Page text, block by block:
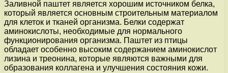
Заливной паштет является хорошим источником белка,
который является основным строительным материалом
для клеток и тканей организма. Белки содержат
аминокислоты, необходимые для нормального
функционирования организма. Паштет из птицы
обладает особенно высоким содержанием аминокислот
лизина и треонина, которые являются важными для
образования коллагена и улучшения состояния кожи.